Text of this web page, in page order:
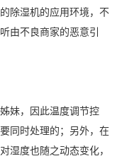
除湿机的应用环境，不
由不良商家的恶意引
妹，因此温度调节控
同时处理的；另外，在
湿度也随之动态变化，